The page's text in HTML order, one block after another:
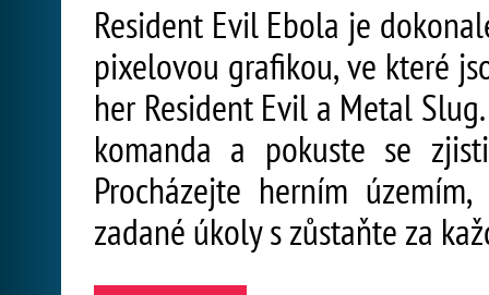
Resident Evil Ebola je
pixelovou grafikou, ve které
her Resident Evil a Metal
komanda a pokuste se
Procházejte herním
zadané úkoly s zůstaňte za